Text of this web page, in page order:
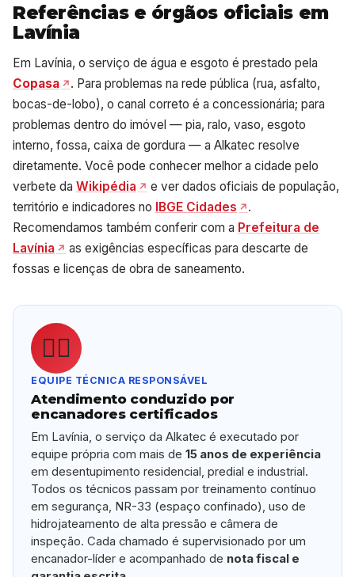
Referências e órgãos oficiais em
Lavínia
Em Lavínia, o serviço de água e esgoto é prestado pela
Copasa
. Para problemas na rede pública (rua, asfalto,
bocas-de-lobo), o canal correto é a concessionária; para
problemas dentro do imóvel — pia, ralo, vaso, esgoto
interno, fossa, caixa de gordura — a Alkatec resolve
diretamente. Você pode conhecer melhor a cidade pelo
verbete da Wikipédia
e ver dados oficiais de população,
território e indicadores no IBGE Cidades
.
Recomendamos também conferir com a Prefeitura de
Lavínia
as exigências específicas para descarte de
fossas e licenças de obra de saneamento.
👷‍♂️
EQUIPE TÉCNICA RESPONSÁVEL
Atendimento conduzido por
encanadores certificados
Em Lavínia, o serviço da Alkatec é executado por
equipe própria com mais de15 anos de experiência
em desentupimento residencial, predial e industrial.
Todos os técnicos passam por treinamento contínuo
em segurança, NR-33 (espaço confinado), uso de
hidrojateamento de alta pressão e câmera de
inspeção. Cada chamado é supervisionado por um
encanador-líder e acompanhado de nota fiscal e